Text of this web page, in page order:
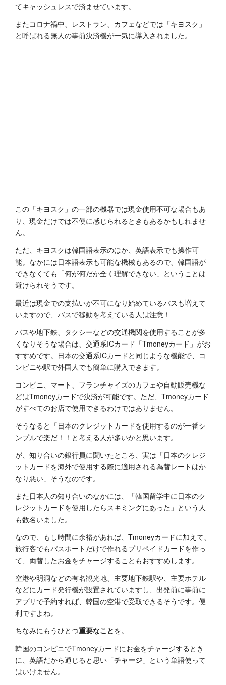
てキャッシュレスで済ませています。
またコロナ禍中、レストラン、カフェなどでは「キヨスク」
と呼ばれる無人の事前決済機が一気に導入されました。
この「キヨスク」の一部の機器では現金使用不可な場合もあ
り、現金だけでは不便に感じられるときもあるかもしれませ
ん。
ただ、キヨスクは韓国語表示のほか、英語表示でも操作可
能。なかには日本語表示も可能な機械もあるので、韓国語が
できなくても「何が何だか全く理解できない」ということは
避けられそうです。
最近は現金での支払いが不可になり始めているバスも増えて
いますので、バスで移動を考えている人は注意！
バスや地下鉄、タクシーなどの交通機関を使用することが多
くなりそうな場合は、交通系ICカード「Tmoneyカード」がお
すすめです。日本の交通系ICカードと同じような機能で、コ
ンビニや駅で外国人でも簡単に購入できます。
コンビニ、マート、フランチャイズのカフェや自動販売機な
どはTmoneyカードで決済が可能です。ただ、Tmoneyカード
がすべてのお店で使用できるわけではありません。
そうなると「日本のクレジットカードを使用するのが一番シ
ンプルで楽だ！！と考える人が多いかと思います。
が、知り合いの銀行員に聞いたところ、実は「日本のクレジ
ットカードを海外で使用する際に適用される為替レートはか
なり悪い」そうなのです。
また日本人の知り合いのなかには、「韓国留学中に日本のク
レジットカードを使用したらスキミングにあった」という人
も数名いました。
なので、もし時間に余裕があれば、Tmoneyカードに加えて、
旅行客でもパスポートだけで作れるプリペイドカードを作っ
て、両替したお金をチャージすることもおすすめします。
空港や明洞などの有名観光地、主要地下鉄駅や、主要ホテル
などにカード発行機が設置されていますし、出発前に事前に
アプリで予約すれば、韓国の空港で受取できるそうです。便
利ですよね。
ちなみにもうひとつ重要なことを。
韓国のコンビニでTmoneyカードにお金をチャージするとき
に、英語だから通じると思い「チャージ 」という単語使って
はいけません。